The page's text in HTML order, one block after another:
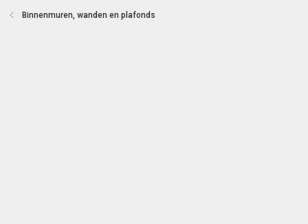
Binnenmuren, wanden en plafonds